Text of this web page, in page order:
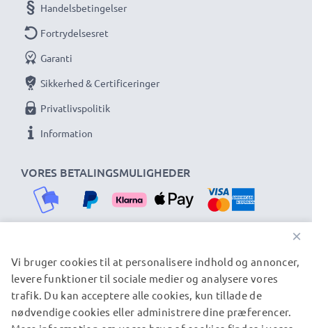
VORES BETALINGSMULIGHEDER
Handelsbetingelser
Fortrydelsesret
Garanti
Sikkerhed & Certificeringer
Privatlivspolitik
Information
VORES FORSENDELSESPARTNERE
© subtel.dk 2026
×
Vi bruger cookies til at personalisere indhold og annoncer,
levere funktioner til sociale medier og analysere vores
trafik. Du kan acceptere alle cookies, kun tillade de
nødvendige cookies eller administrere dine præferencer.